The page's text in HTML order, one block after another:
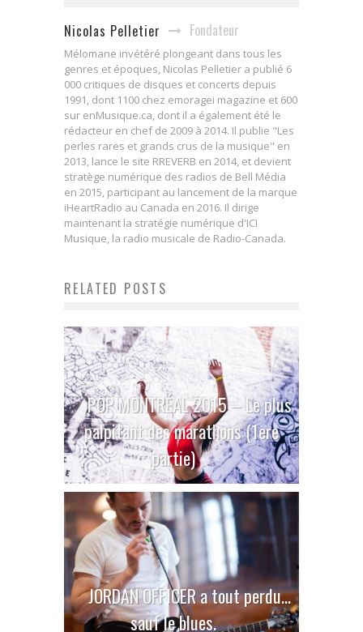
Nicolas Pelletier Fondateur
Mélomane invétéré plongeant dans tous les
genres et époques, Nicolas Pelletier a publié 6
000 critiques de disques et concerts depuis
1991, dont 1100 chez emoragei magazine et 600
sur enMusique.ca, dont il a également été le
rédacteur en chef de 2009 à 2014. Il publie "Les
perles rares et grands crus de la musique" en
2013, lance le site RREVERB en 2014, et devient
stratège numérique des radios de Bell Média
en 2015, participant au lancement de la marque
iHeartRadio au Canada en 2016. Il dirige
maintenant la stratégie numérique d'ICI
Musique, la radio musicale de Radio-Canada.
RELATED POSTS
POP MONTRÉAL 2015 – Le plus
palpitant des marathons (1ere
partie)
JORDAN OFFICER a tout perdu…
sauf le blues.